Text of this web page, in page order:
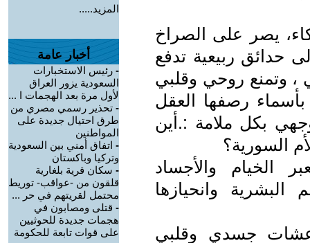
يصر على الصراخ
حدائق ربيعية تدفع
، وتمنع روحي وقلبي
رصفها العقل
بكل ملامة :.أين
السورية؟
الخيام والأجساد
وانحيازها
جسدي وقلبي
المزيد.....
أخبار عامة
- رئيس الاستخبارات
السعودية يزور العراق
لأول مرة بعد الهجمات ا ...
- تحذير رسمي مصري من
طرق احتيال جديدة على
المواطنين
- اتفاق أمني بين السعودية
وتركيا وباكستان
- سكان قرية بلغارية
قلقون من -عواقب- توريط
محتمل لقريتهم في حر ...
- قتلى ومصابون في
هجمات جديدة للحوثيين
على قوات تابعة للحكومة